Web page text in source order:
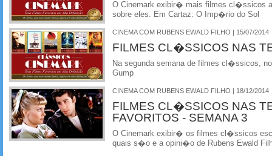
O Cinemark exibir� mais filmes cl�ssicos
sobre eles. Em Cartaz: O Imp�rio do Sol
CINEMA COM RUBENS EWALD FILHO | 15/07/2014
FILMES CL�SSICOS NAS
Na segunda semana de filmes cl�ssicos,
Gump
CINEMA COM RUBENS EWALD FILHO | 18/12/2014
FILMES CL�SSICOS NAS
FAVORITOS - SEMANA 3
O Cinemark exibir� os filmes cl�ssicos
quais s�o e a opini�o de Rubens Ewald